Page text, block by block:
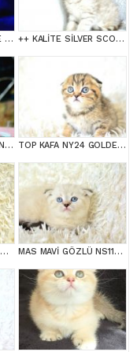
ÜST DÜZEY KALİTEDE SCOTTİSH FOLD LONGHAİR NS1133 ++ KALİTE SİLVER SCOTTİSH FOLD
MUHTEŞEM YÜZ HATINA SAHİP SİLVER SCOTTİSH FOLD TOP KAFA NY24 GOLDEN SCOTTİSH FOLD
TOPAÇ KAFA GOLDEN SCOTTİSH FOLD MAS MAVİ GÖZLÜ NS1133 SCOTTİSH FOLD